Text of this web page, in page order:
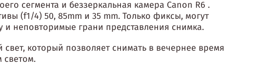
сегмента и беззеркальная камера Canon R6 .
(f1/4) 50, 85mm и 35 mm. Только фиксы, могут
и неповторимые грани представления снимка.
который позволяет снимать в вечернее время
светом.